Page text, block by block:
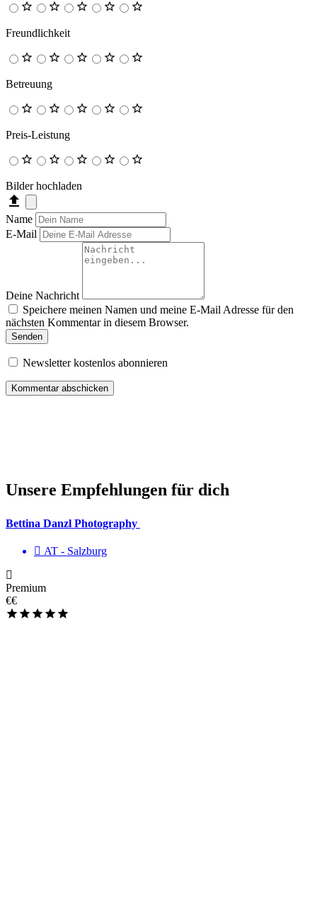
Freundlichkeit
Betreuung
Preis-Leistung
Bilder hochladen
Name
E-Mail
Deine Nachricht
Speichere meinen Namen und meine E-Mail Adresse für den
nächsten Kommentar in diesem Browser.
Senden
Newsletter kostenlos abonnieren
Unsere Empfehlungen für dich
Bettina Danzl Photography
AT - Salzburg
Premium
€€